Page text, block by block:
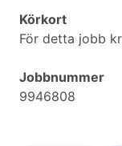
Körkort
För detta jobb
Jobbnummer
9946808